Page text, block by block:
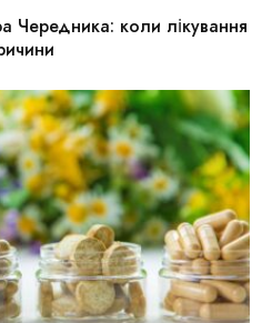
Чередника: коли лікування